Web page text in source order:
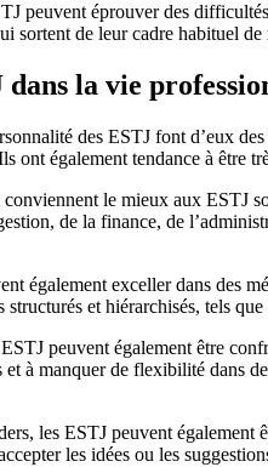
peuvent éprouver des
sortent de leur cadre habituel de
dans la vie
des ESTJ font d’eux
ont également tendance à être
le mieux aux ESTJ
de la finance, de
également exceller dans des
structurés et hiérarchisés, tels
peuvent également être
à manquer de flexibilité dans
les ESTJ peuvent
les idées ou les